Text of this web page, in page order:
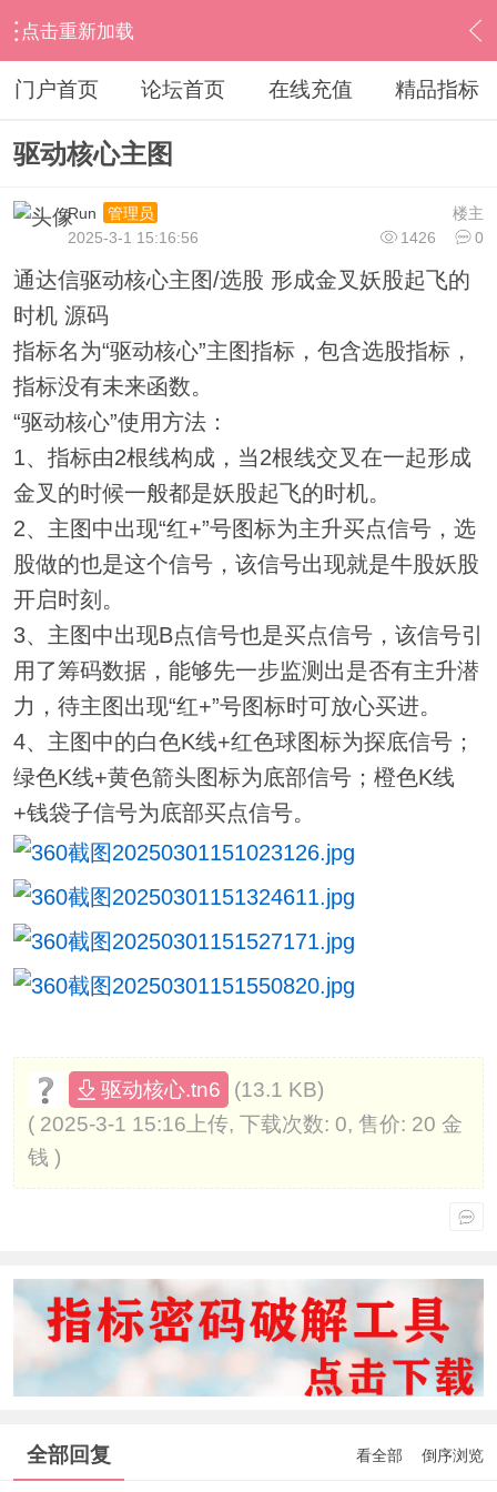
点击重新加载
› 通达信指标公式 › 主图公式 › 内容
门户首页 论坛首页 在线充值 精品指标
驱动核心主图
楼主
Run
管理员
1426
0
2025-3-1 15:16:56
通达信驱动核心主图/选股 形成金叉妖股起飞的
时机 源码
指标名为“驱动核心”主图指标，包含选股指标，
指标没有未来函数。
“驱动核心”使用方法：
1、指标由2根线构成，当2根线交叉在一起形成
金叉的时候一般都是妖股起飞的时机。
2、主图中出现“红+”号图标为主升买点信号，选
股做的也是这个信号，该信号出现就是牛股妖股
开启时刻。
3、主图中出现B点信号也是买点信号，该信号引
用了筹码数据，能够先一步监测出是否有主升潜
力，待主图出现“红+”号图标时可放心买进。
4、主图中的白色K线+红色球图标为探底信号；
绿色K线+黄色箭头图标为底部信号；橙色K线
+钱袋子信号为底部买点信号。
驱动核心.tn6
(13.1 KB)
( 2025-3-1 15:16上传, 下载次数: 0, 售价: 20 金
钱 )
全部回复 看全部 倒序浏览